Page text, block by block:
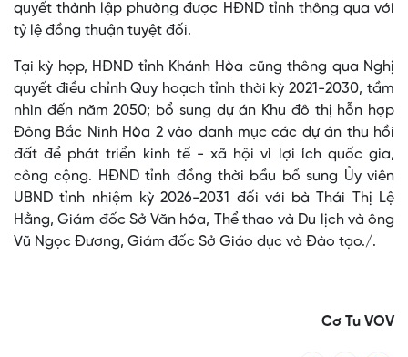
quyết thành lập phường được HĐND tỉnh thông qua với
tỷ lệ đồng thuận tuyệt đối.
Tại kỳ họp, HĐND tỉnh Khánh Hòa cũng thông qua Nghị
quyết điều chỉnh Quy hoạch tỉnh thời kỳ 2021-2030, tầm
nhìn đến năm 2050; bổ sung dự án Khu đô thị hỗn hợp
Đông Bắc Ninh Hòa 2 vào danh mục các dự án thu hồi
đất để phát triển kinh tế - xã hội vì lợi ích quốc gia,
công cộng. HĐND tỉnh đồng thời bầu bổ sung Ủy viên
UBND tỉnh nhiệm kỳ 2026-2031 đối với bà Thái Thị Lệ
Hằng, Giám đốc Sở Văn hóa, Thể thao và Du lịch và ông
Vũ Ngọc Đương, Giám đốc Sở Giáo dục và Đào tạo./.
Cơ Tu VOV